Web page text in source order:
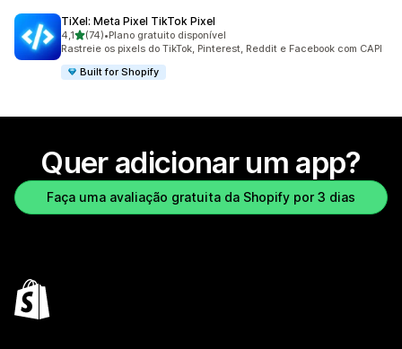
TiXel: Meta Pixel TikTok Pixel
4,1de 5 estrelas
(74)
74 avaliações ao todo
•Plano gratuito disponível
Rastreie os pixels do TikTok, Pinterest, Reddit e Facebook com CAPI
Built for Shopify
Quer adicionar um app?
Faça uma avaliação gratuita da Shopify por 3 dias